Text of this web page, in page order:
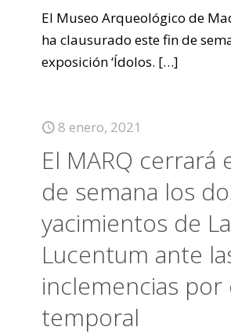
El Museo Arqueológico de
ha clausurado este fin de
exposición ‘Ídolos. […]
8 enero, 2021
El MARQ cerrará
de semana los
yacimientos de
Lucentum ante
inclemencias por
temporal